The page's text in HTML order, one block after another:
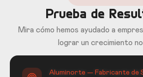
Prueba de
Mira cómo hemos ayudado a
lograr un crecimiento
Aluminorte — Fabricante de